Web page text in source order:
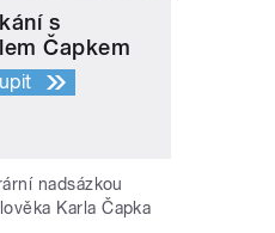
s
Čapkem
nadsázkou
Karla Čapka